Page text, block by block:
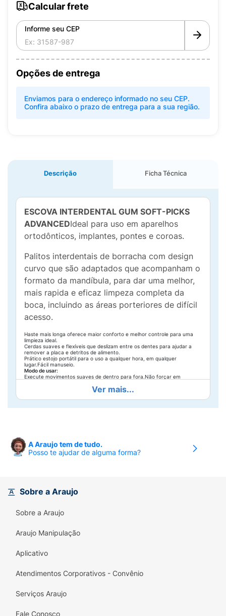
Calcular frete
Informe seu CEP
Opções de entrega
Enviamos para o endereço informado no seu CEP.
Confira abaixo o prazo de entrega para a sua região.
Descrição Ficha Técnica
ESCOVA INTERDENTAL GUM SOFT-PICKS
ADVANCEDIdeal para uso em aparelhos
ortodônticos, implantes, pontes e coroas.
Palitos interdentais de borracha com design
curvo que são adaptados que acompanham o
formato da mandíbula, para dar uma melhor,
mais rapida e eficaz limpeza completa da
boca, incluindo as áreas porteriores de difícil
acesso.
Haste mais longa oferece maior conforto e melhor controle para uma
limpieza ideal.
Cerdas suaves e flexíveis que deslizam entre os dentes para ajudar a
remover a placa e detritos de alimento.
Prático estojo portátil para o uso a qualquer hora, em qualquer
lugar.Fácil manuseio.
Modo de usar:
Execute movimentos suaves de dentro para fora.Não forçar em
Ver mais...
A Araujo tem de tudo.
Posso te ajudar de alguma forma?
Sobre a Araujo
Sobre a Araujo
Araujo Manipulação
Aplicativo
Atendimentos Corporativos - Convênio
Serviços Araujo
Fale Conosco